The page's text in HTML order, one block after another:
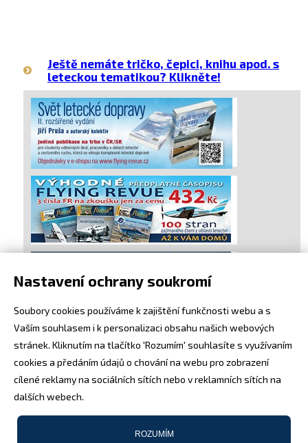
Ještě nemáte tričko, čepici, knihu apod. s
leteckou tematikou? Klikněte!
Nastavení ochrany soukromí
Soubory cookies používáme k zajištění funkčnosti webu a s
Vaším souhlasem i k personalizaci obsahu našich webových
stránek. Kliknutím na tlačítko 'Rozumím' souhlasíte s využívaním
cookies a předáním údajů o chování na webu pro zobrazení
cílené reklamy na sociálních sítích nebo v reklamních sítích na
dalších webech.
ROZUMÍM